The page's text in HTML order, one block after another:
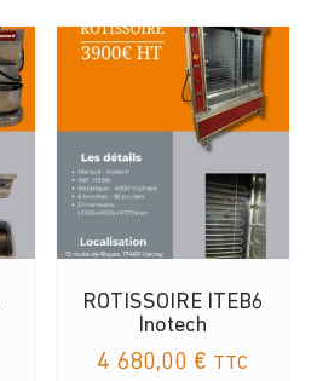
ROTISSOIRE ITEB6
Inotech
4 680,00 € TTC